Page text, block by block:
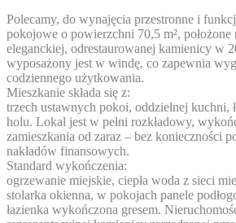
Polecamy, do wynajęcia przestronne i
pokojowe o powierzchni 70,5 m²,
eleganckiej, odrestaurowanej kamienicy w
wyposażony jest w windę, co zapewnia
codziennego użytkowania.
Mieszkanie składa się z:
trzech ustawnych pokoi, oddzielnej kuchni,
holu. Lokal jest w pełni rozkładowy,
zamieszkania od zaraz – bez konieczności
nakładów finansowych.
Standard wykończenia:
ogrzewanie miejskie, ciepła woda z sieci
stolarka okienna, w pokojach panele
łazienka wykończona gresem.